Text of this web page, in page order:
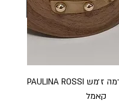
כפכפי פלטפורמה ז׳מש PAULINA ROSSI
קאמל